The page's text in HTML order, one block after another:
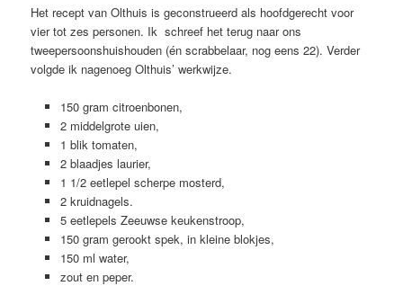
Het recept van Olthuis is geconstrueerd als hoofdgerecht voor
vier tot zes personen. Ik schreef het terug naar ons
tweepersoonshuishouden (én scrabbelaar, nog eens 22). Verder
volgde ik nagenoeg Olthuis’ werkwijze.
150 gram citroenbonen,
2 middelgrote uien,
1 blik tomaten,
2 blaadjes laurier,
1 1/2 eetlepel scherpe mosterd,
2 kruidnagels.
5 eetlepels Zeeuwse keukenstroop,
150 gram gerookt spek, in kleine blokjes,
150 ml water,
zout en peper.